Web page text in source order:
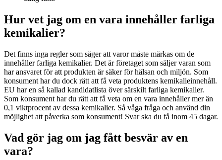
Hur vet jag om en vara innehåller farliga
kemikalier?
Det finns inga regler som säger att varor måste märkas om de
innehåller farliga kemikalier. Det är företaget som säljer varan som
har ansvaret för att produkten är säker för hälsan och miljön. Som
konsument har du dock rätt att få veta produktens kemikalieinnehåll.
EU har en så kallad kandidatlista över särskilt farliga kemikalier.
Som konsument har du rätt att få veta om en vara innehåller mer än
0,1 viktprocent av dessa kemikalier. Så våga fråga och använd din
möjlighet att påverka som konsument! Svar ska du få inom 45 dagar.
Vad gör jag om jag fått besvär av en
vara?